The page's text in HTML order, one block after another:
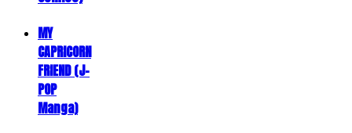
MY
CAPRICORN
FRIEND (J-
POP
Manga)